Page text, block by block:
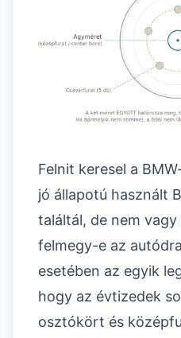
Felnit keresel a
jó állapotú használt
találtál, de nem
felmegy-e az
esetében az egyik
hogy az évtizedek
osztókört és